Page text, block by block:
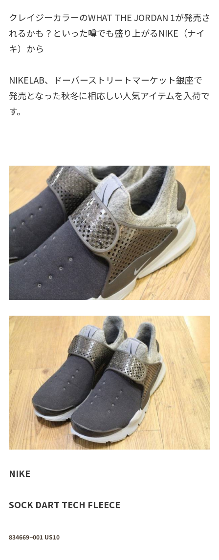
クレイジーカラーのWHAT THE JORDAN 1が発売さ
れるかも？といった噂でも盛り上がるNIKE（ナイ
キ）から
NIKELAB、ドーバーストリートマーケット銀座で
発売となった秋冬に相応しい人気アイテムを入荷で
す。
NIKE
SOCK DART TECH FLEECE
834669−001 US10